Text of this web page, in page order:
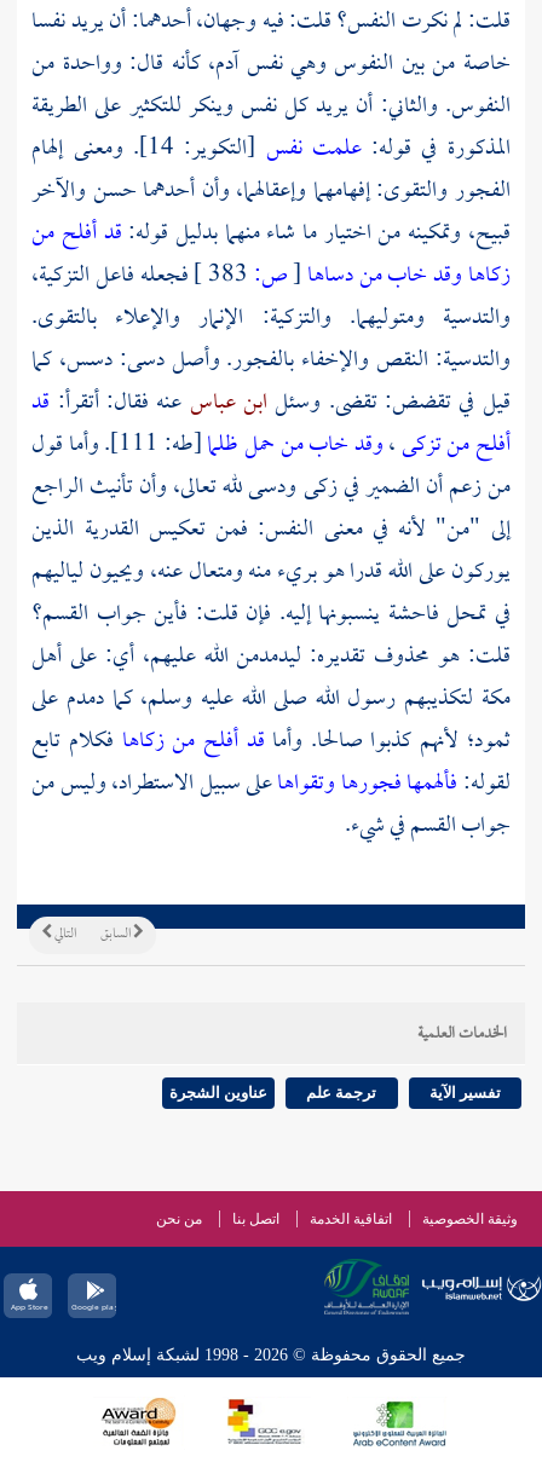
قلت: لم نكرت النفس؟ قلت: فيه وجهان، أحدهما: أن يريد نفسا
خاصة من بين النفوس وهي نفس آدم، كأنه قال: وواحدة من
النفوس. والثاني: أن يريد كل نفس وينكر للتكثير على الطريقة
المذكورة في قوله:علمت نفس
[التكوير: 14]. ومعنى إلهام
الفجور والتقوى: إفهامهما وإعقالهما، وأن أحدهما حسن والآخر
قبيح، وتمكينه من اختيار ما شاء منهما بدليل قوله:قد أفلح من
زكاهاوقد خاب من دساها[ص:
فجعله فاعل التزكية،
والتدسية ومتوليهما. والتزكية: الإنمار والإعلاء بالتقوى.
والتدسية: النقص والإخفاء بالفجور. وأصل دسى: دسس، كما
قيل في تقضض: تقضى. وسئلابن عباسعنه فقال: أتقرأ: قد
أفلح من تزكى،وقد خاب من حمل ظلما
[طه: 111]. وأما قول
من زعم أن الضمير في زكى ودسى لله تعالى، وأن تأنيث الراجع
إلى "من" لأنه في معنى النفس: فمن تعكيس القدرية الذين
يوركون على الله قدرا هو بريء منه ومتعال عنه، ويحيون لياليهم
في تمحل فاحشة ينسبونها إليه. فإن قلت: فأين جواب القسم؟
قلت: هو محذوف تقديره: ليدمدمن الله عليهم، أي: على أهل
مكة لتكذيبهم رسول الله صلى الله عليه وسلم، كما دمدم على
ثمود؛ لأنهم كذبوا صالحا. وأما قد أفلح من زكاها فكلام تابع
لقوله:فألهمها فجورها وتقواهاعلى سبيل الاستطراد، وليس من
جواب القسم في شيء.
التالي السابق
الخدمات العلمية
تفسير الآية ترجمة علم عناوين الشجرة
وثيقة الخصوصية اتفاقية الخدمة اتصل بنا من نحن
جميع الحقوق محفوظة © 2026 - 1998 لشبكة إسلام ويب